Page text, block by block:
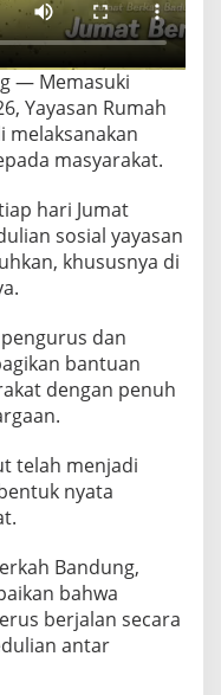
— Memasuki
Yayasan Rumah
melaksanakan
masyarakat.
hari Jumat
sosial yayasan
khususnya di
dan
bantuan
dengan penuh
telah menjadi
nyata
Bandung,
bahwa
berjalan secara
antar